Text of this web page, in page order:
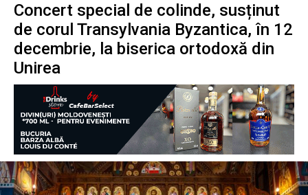
Concert special de colinde, susținut
de corul Transylvania Byzantica, în 12
decembrie, la biserica ortodoxă din
Unirea